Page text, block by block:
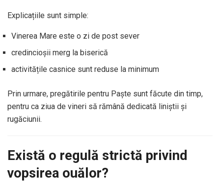
Explicațiile sunt simple:
Vinerea Mare este o zi de post sever
credincioșii merg la biserică
activitățile casnice sunt reduse la minimum
Prin urmare, pregătirile pentru Paște sunt făcute din timp,
pentru ca ziua de vineri să rămână dedicată liniștii și
rugăciunii.
Există o regulă strictă privind
vopsirea ouălor?